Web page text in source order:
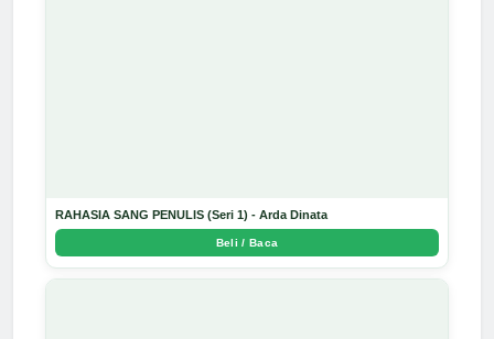
RAHASIA SANG PENULIS (Seri 1) - Arda Dinata
Beli / Baca